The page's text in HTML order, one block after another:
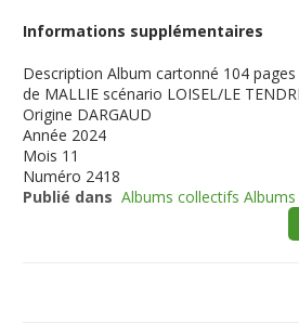
Informations supplémentaires
Description Album cartonné 104
de MALLIE scénario LOISEL/LE
Origine DARGAUD
Année 2024
Mois 11
Numéro 2418
Publié dans Albums collectifs Albums